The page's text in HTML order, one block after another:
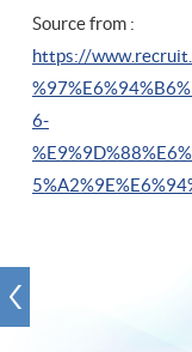
Source from :
https://
6-